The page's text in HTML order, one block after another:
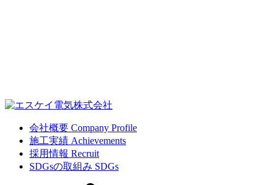
会社概要 Company Profile
施工実績 Achievements
採用情報 Recruit
SDGsの取組み SDGs